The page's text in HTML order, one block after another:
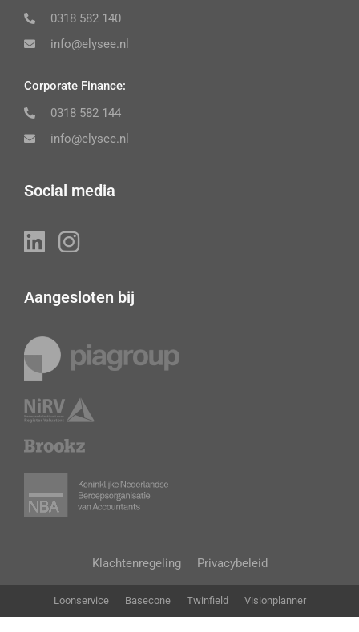
0318 582 140
info@elysee.nl
Corporate Finance:
0318 582 144
info@elysee.nl
Social media
Aangesloten bij
Klachtenregeling Privacybeleid
Loonservice Basecone Twinfield Visionplanner